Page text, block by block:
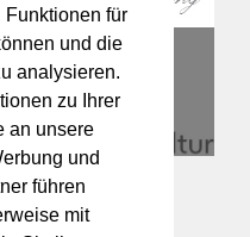
für
und die
analysieren.
zu Ihrer
an unsere
und
führen
mit